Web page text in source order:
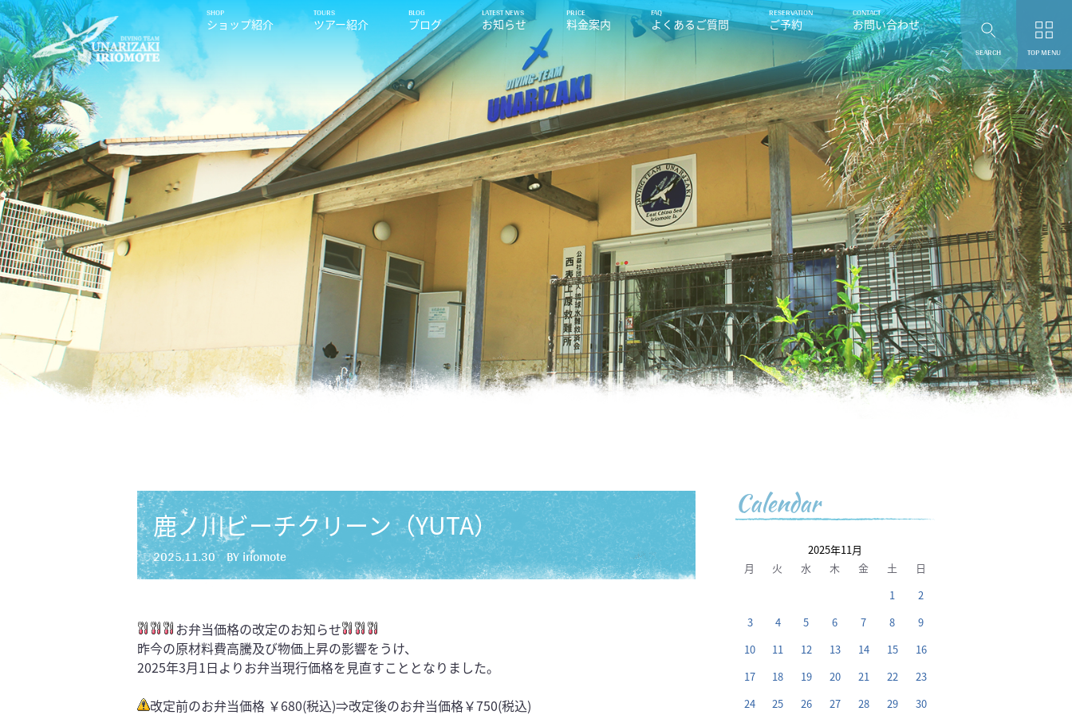
ショップ紹介 ツアー紹介 ブログ お知らせ 料金案内 よくあるご質問 ご予約 お問い合わせ
SEARCH TOP MENU
Calendar
2025年11月
月
火 水 木 金 土
日
1
2
3
4 5 6 7 8
9
10
11 12 13 14 15
16
17
18 19 20 21 22
23
24
25 26 27 28 29 30
鹿ノ川ビーチクリーン（YUTA）
2025.11.30 BY iriomote
お弁当価格の改定のお知らせ
昨今の原材料費高騰及び物価上昇の影響をうけ、
2025年3月1日よりお弁当現行価格を見直すこととなりました。
改定前のお弁当価格 ￥680(税込)⇒改定後のお弁当価格￥750(税込)